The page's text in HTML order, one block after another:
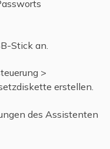
Stick an.
>
erstellen.
des Assistenten